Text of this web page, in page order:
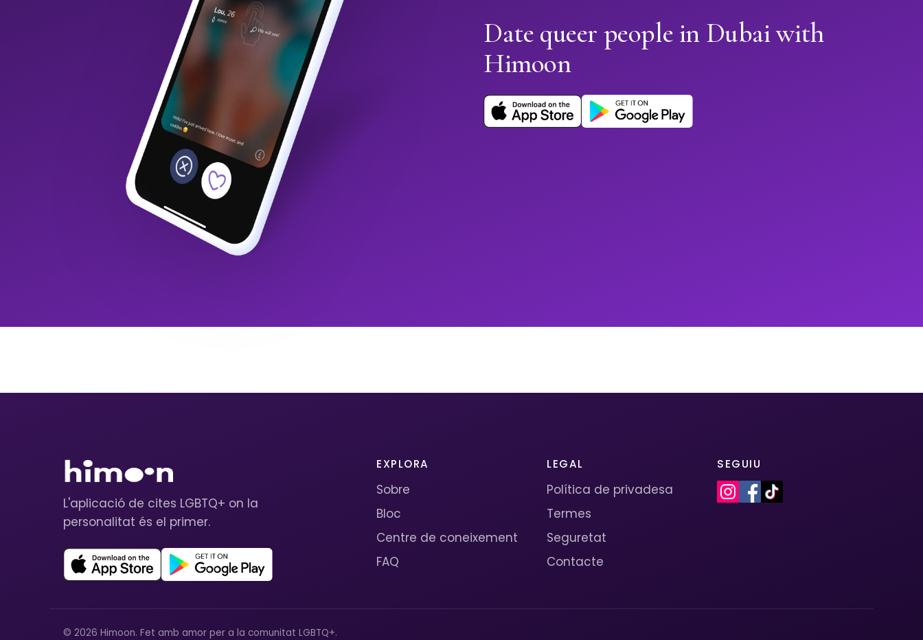
Date queer people in Dubai with
Himoon
L'aplicació de cites LGBTQ+ on la
personalitat és el primer.
EXPLORA
Sobre
Bloc
Centre de coneixement
FAQ
LEGAL
Política de privadesa
Termes
Seguretat
Contacte
SEGUIU
© 2026 Himoon. Fet amb amor per a la comunitat LGBTQ+.